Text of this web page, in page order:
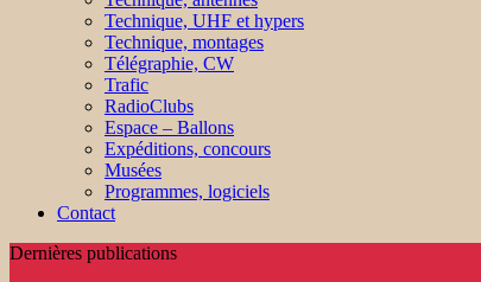
Technique, UHF et hypers
Technique, montages
Télégraphie, CW
Trafic
RadioClubs
Espace – Ballons
Expéditions, concours
Musées
Programmes, logiciels
Contact
Dernières publications